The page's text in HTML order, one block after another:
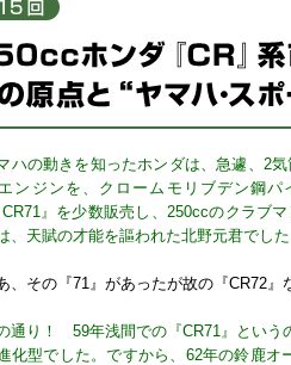
マハの動きを知ったホンダは、急遽、2
ンジンを、クロームモリブデン鋼
』を少数販売し、250ccのクラブ
、天賦の才能を謳われた北野元君でした
その『71』があったが故の『CR72』
の通り！ 59年浅間での『CR71』とい
化型でした。ですから、62年の鈴鹿